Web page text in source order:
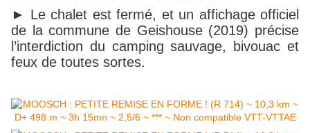
► Le chalet est fermé, et un affichage officiel
de la commune de Geishouse (2019) précise
l’interdiction du camping sauvage, bivouac et
feux de toutes sortes.